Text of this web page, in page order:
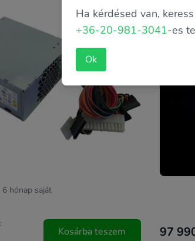
6 hónap saját
Kosárba teszem 97
Ha kérdésed van,
+36-20-981-3041-es
Ok